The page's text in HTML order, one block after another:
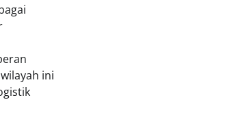
ini